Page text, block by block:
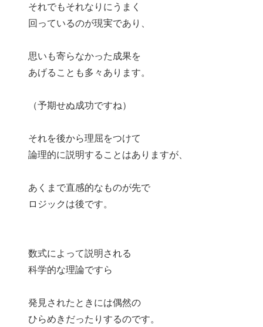
それでもそれなりにうまく
回っているのが現実であり、
思いも寄らなかった成果を
あげることも多々あります。
（予期せぬ成功ですね）
それを後から理屈をつけて
論理的に説明することはありますが、
あくまで直感的なものが先で
ロジックは後です。
数式によって説明される
科学的な理論ですら
発見されたときには偶然の
ひらめきだったりするのです。